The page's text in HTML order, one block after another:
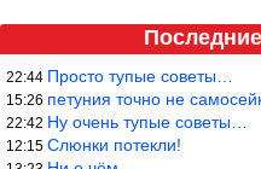
22:44 Просто тупые советы…
15:26 петуния точно не
22:42 Ну очень тупые советы…
12:15 Слюнки потекли!